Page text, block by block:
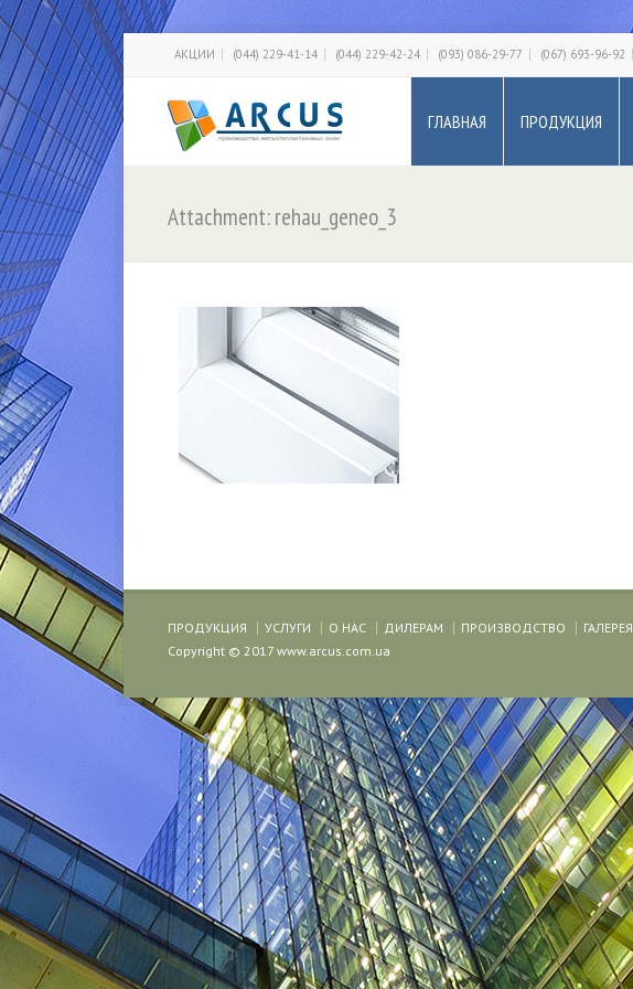
АКЦИИ (044) 229-41-14 (044) 229-42-24 (093) 086-29-77 (067) 693-96-92
ГЛАВНАЯ ПРОДУКЦИЯ
Attachment: rehau_geneo_3
ПРОДУКЦИЯ УСЛУГИ О НАС ДИЛЕРАМ ПРОИЗВОДСТВО ГАЛЕРЕЯ
Copyright © 2017 www.arcus.com.ua